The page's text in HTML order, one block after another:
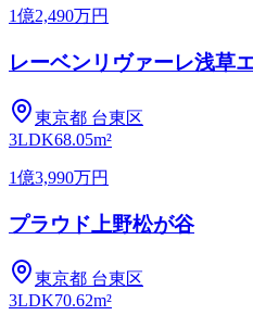
1億2,490万円
レーベンリヴァーレ浅草
東京都 台東区
3LDK68.05m²
1億3,990万円
プラウド上野松が谷
東京都 台東区
3LDK70.62m²